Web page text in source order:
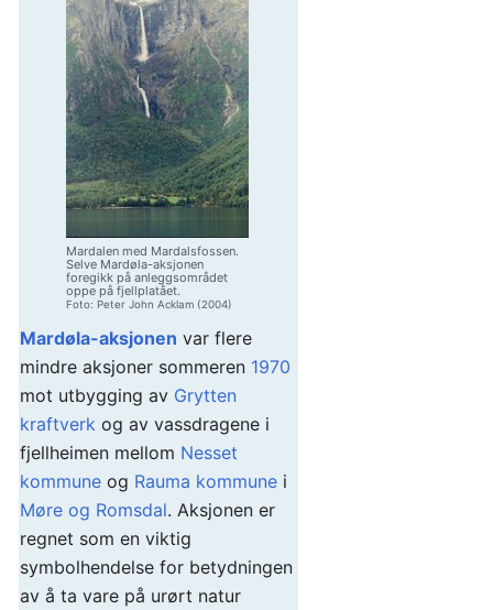
Mardalen med Mardalsfossen.
Selve Mardøla-aksjonen
foregikk på anleggsområdet
oppe på fjellplatået.
Foto: Peter John Acklam (2004)
Mardøla-aksjonen var flere
mindre aksjoner sommeren 1970
mot utbygging av Grytten
kraftverk og av vassdragene i
fjellheimen mellom Nesset
kommune og Rauma kommune i
Møre og Romsdal. Aksjonen er
regnet som en viktig
symbolhendelse for betydningen
av å ta vare på urørt natur